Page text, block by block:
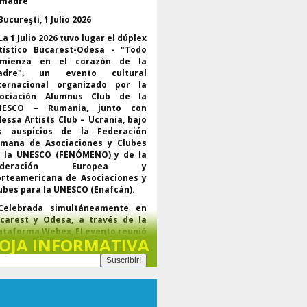
Bucarest-Odesa - "Todo
en el corazón de la
un evento cultural
organizado por la
Alumnus Club de la
– Rumania, junto con
Artists Club – Ucrania, bajo
auspicios de la Federación
de Asociaciones y Clubes
la UNESCO (FENÓMENO) y de la
Europea y
de Asociaciones y
para la UNESCO (Enafcán).
y Odesa, a través de la
Webex, El evento reunió
de la UNESCO., de
federaciones regionales y
del movimiento de
para la UNESCO, líderes de
asociadas y
INFORMATIVA